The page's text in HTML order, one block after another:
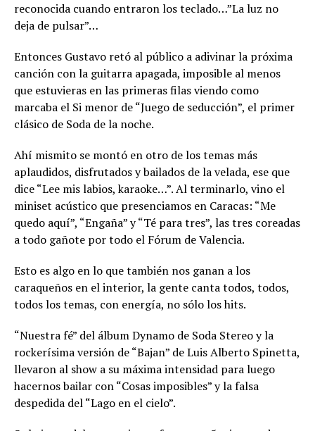
reconocida cuando entraron los teclado…”La luz no
deja de pulsar”…
Entonces Gustavo retó al público a adivinar la próxima
canción con la guitarra apagada, imposible al menos
que estuvieras en las primeras filas viendo como
marcaba el Si menor de “Juego de seducción”, el primer
clásico de Soda de la noche.
Ahí mismito se montó en otro de los temas más
aplaudidos, disfrutados y bailados de la velada, ese que
dice “Lee mis labios, karaoke…”. Al terminarlo, vino el
miniset acústico que presenciamos en Caracas: “Me
quedo aquí”, “Engaña” y “Té para tres”, las tres coreadas
a todo gañote por todo el Fórum de Valencia.
Esto es algo en lo que también nos ganan a los
caraqueños en el interior, la gente canta todos, todos,
todos los temas, con energía, no sólo los hits.
“Nuestra fé” del álbum Dynamo de Soda Stereo y la
rockerísima versión de “Bajan” de Luis Alberto Spinetta,
llevaron al show a su máxima intensidad para luego
hacernos bailar con “Cosas imposibles” y la falsa
despedida del “Lago en el cielo”.